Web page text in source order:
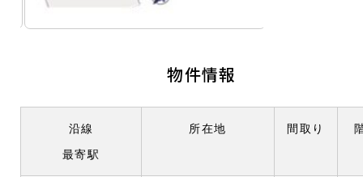
物件情報
沿線
最寄駅
所在地 間取り